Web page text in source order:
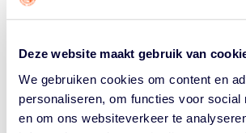
Deze website maakt gebruik van
We gebruiken cookies om content en
personaliseren, om functies voor social
en om ons websiteverkeer te
op zondag 13 maart, maar om een live
NOS mogelijk te maken, komen Donar
Bosch op 20 maart in actie. De
Bond is als organisator de BNXT
hun medewerking om deze speeldatum